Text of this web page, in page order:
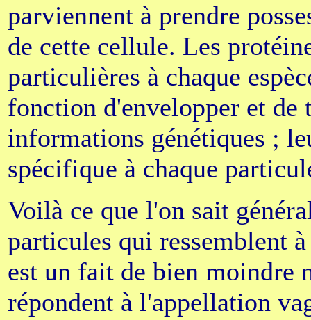
parviennent à prendre
de cette cellule. Les
particulières à chaque
fonction d'envelopper et de
informations génétiques ;
spécifique à chaque
Voilà ce que l'on sait
particules qui ressemblent
est un fait de bien moindre
répondent à l'appellation